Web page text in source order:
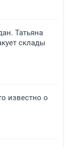
Татьяна
склады
известно о